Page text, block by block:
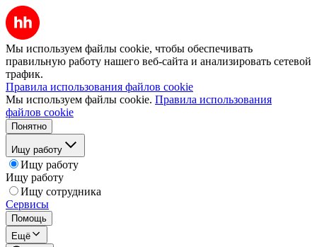
Мы используем файлы cookie, чтобы обеспечивать
правильную работу нашего веб-сайта и анализировать сетевой
трафик.
Правила использования файлов cookie
Мы используем файлы cookie. Правила использования
файлов cookie
Понятно
Ищу работу
Ищу работу
Ищу работу
Ищу сотрудника
Сервисы
Помощь
Ещё